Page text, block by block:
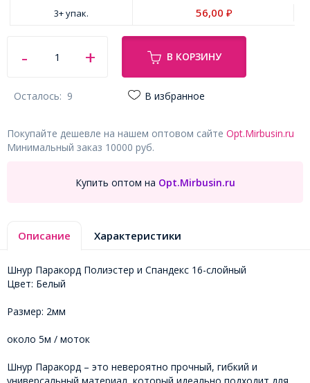
3+ упак. 56,00₽
В КОРЗИНУ
Осталось: 9 В избранное
Покупайте дешевле на нашем оптовом сайте Opt.Mirbusin.ru
Минимальный заказ 10000 руб.
Купить оптом на Opt.Mirbusin.ru
Описание Характеристики
Шнур Паракорд Полиэстер и Спандекс 16-слойный
Цвет: Белый
Размер: 2мм
около 5м / моток
Шнур Паракорд – это невероятно прочный, гибкий и